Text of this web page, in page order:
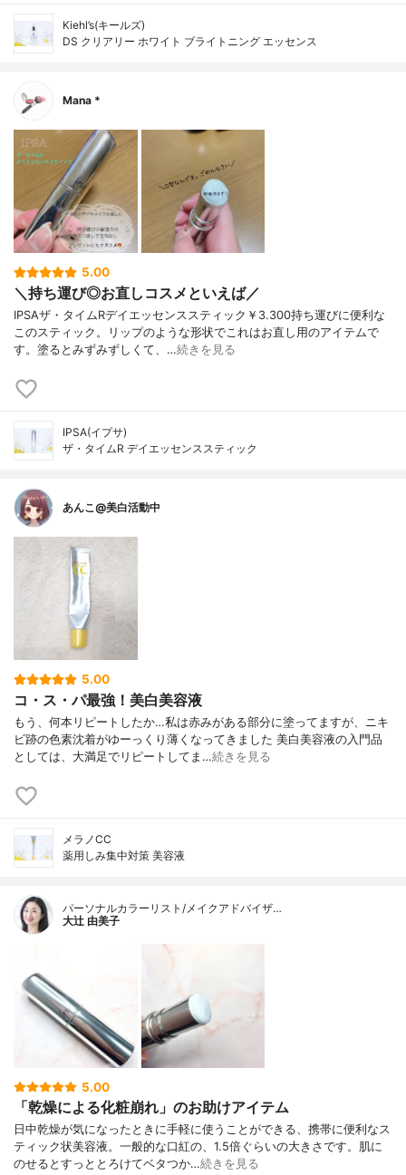
Kiehl’s(キールズ)
DS クリアリー ホワイト ブライトニング エッセンス
Mana *
5.00
＼持ち運び◎お直しコスメといえば／
IPSAザ・タイムRデイエッセンススティック￥3.300持ち運びに便利な
このスティック。リップのような形状でこれはお直し用のアイテムで
す。塗るとみずみずしくて、…続きを見る
IPSA(イプサ)
ザ・タイムR デイエッセンススティック
あんこ@美白活動中
5.00
コ・ス・パ最強！美白美容液
もう、何本リピートしたか…私は赤みがある部分に塗ってますが、ニキ
ビ跡の色素沈着がゆーっくり薄くなってきました 美白美容液の入門品
としては、大満足でリピートしてま…続きを見る
メラノCC
薬用しみ集中対策 美容液
パーソナルカラーリスト/メイクアドバイザ…
大辻 由美子
5.00
「乾燥による化粧崩れ」のお助けアイテム
日中乾燥が気になったときに手軽に使うことができる、携帯に便利なス
ティック状美容液。一般的な口紅の、1.5倍ぐらいの大きさです。肌に
のせるとすっととろけてベタつか…続きを見る